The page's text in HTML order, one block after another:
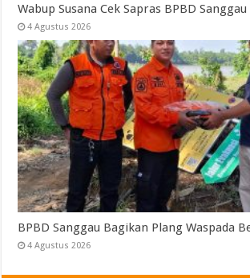
Wabup Susana Cek Sapras BPBD Sanggau
4 Agustus 2026
BPBD Sanggau Bagikan Plang Waspada
4 Agustus 2026